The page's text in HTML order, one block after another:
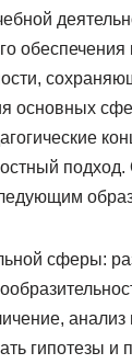
основных
сферы:
анализ
гипотезы